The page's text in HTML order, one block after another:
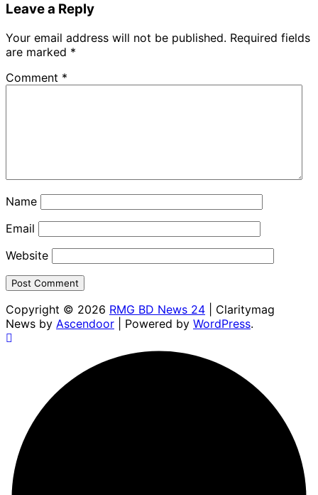
Leave a Reply
Your email address will not be published. Required fields
are marked *
Comment *
Name
Email
Website
Copyright © 2026 RMG BD News 24 | Claritymag
News by Ascendoor | Powered by WordPress.